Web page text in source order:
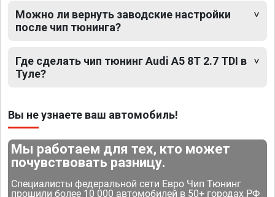
Можно ли вернуть заводские настройки
после чип тюнинга?
Где сделать чип тюнинг Audi A5 8T 2.7 TDI в
Туле?
Вы не узнаете ваш автомобиль!
Мы работаем для тех, кто может
почувствовать разницу.
Специалисты федеральной сети Евро Чип Тюнинг
прошили более 10 000 автомобилей в 50+ городах РФ